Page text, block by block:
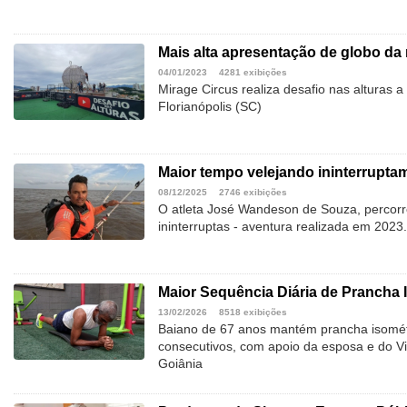
Mais alta apresentação de globo da
04/01/2023 4281 exibições
Mirage Circus realiza desafio nas alturas
Florianópolis (SC)
Maior tempo velejando
08/12/2025 2746 exibições
O atleta José Wandeson de Souza,
ininterruptas - aventura realizada em 2023.
Maior Sequência Diária de Prancha
13/02/2026 8518 exibições
Baiano de 67 anos mantém prancha
consecutivos, com apoio da esposa e do
Goiânia